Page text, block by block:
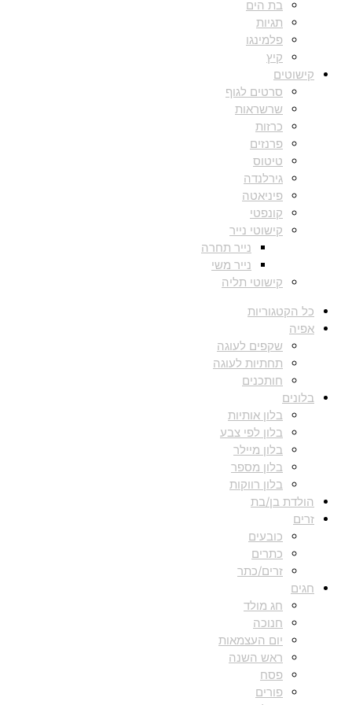
בת הים
תגיות
פלמינגו
קיץ
קישוטים
סרטים לגוף
שרשראות
כרזות
פרנזים
טיטוס
גירלנדה
פיניאטה
קונפטי
קישוטי נייר
נייר תחרה
נייר משי
קישוטי תליה
כל הקטגוריות
אפיה
שקפים לעוגה
תחתיות לעוגה
חותכנים
בלונים
בלון אותיות
בלון לפי צבע
בלון מיילר
בלון מספר
בלון רווקות
הולדת בן/בת
זרים
כובעים
כתרים
זרים/כתר
חגים
חג מולד
חנוכה
יום העצמאות
ראש השנה
פסח
פורים